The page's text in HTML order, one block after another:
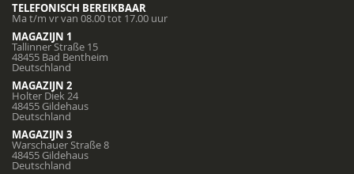
TELEFONISCH BEREIKBAAR
Ma t/m vr van 08.00 tot 17.00 uur
MAGAZIJN 1
Tallinner Straße 15
48455 Bad Bentheim
Deutschland
MAGAZIJN 2
Holter Diek 24
48455 Gildehaus
Deutschland
MAGAZIJN 3
Warschauer Straße 8
48455 Gildehaus
Deutschland